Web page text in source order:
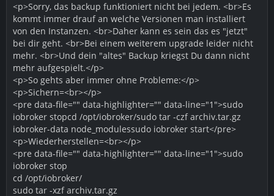
<p>Sorry, das backup funktioniert nicht bei jedem. <br>Es
kommt immer drauf an welche Versionen man installiert
von den Instanzen. <br>Daher kann es sein das es "jetzt"
bei dir geht. <br>Bei einem weiterem upgrade leider nicht
mehr. <br>Und dein "altes" Backup kriegst Du dann nicht
mehr aufgespielt.</p>
<p>So gehts aber immer ohne Probleme:</p>
<p>Sichern=<br></p>
<pre data-file="" data-highlighter="" data-line="1">sudo
iobroker stopcd /opt/iobroker/sudo tar -czf archiv.tar.gz
iobroker-data node_modulessudo iobroker start</pre>
<p>Wiederherstellen=<br></p>
<pre data-file="" data-highlighter="" data-line="1">sudo
iobroker stop
cd /opt/iobroker/
sudo tar -xzf archiv.tar.gz